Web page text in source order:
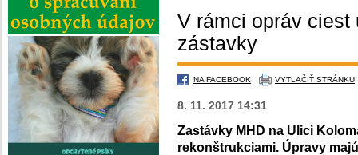
V rámci opráv ciest
zástavky
NA FACEBOOK VYTLAČIŤ STRÁNKU
8. 11. 2017 14:31
Zastávky MHD na Ulici
rekonštrukciami. Úpravy